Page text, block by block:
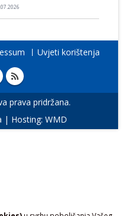
Uvjeti korištenja
prava pridržana.
| Hosting: WMD